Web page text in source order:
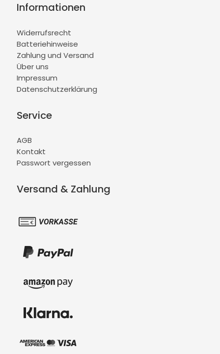
Informationen
Widerrufsrecht
Batteriehinweise
Zahlung und Versand
Über uns
Impressum
Datenschutzerklärung
Service
AGB
Kontakt
Passwort vergessen
Versand & Zahlung